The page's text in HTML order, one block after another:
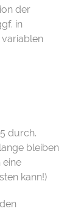
der
in
variablen
durch.
bleiben
eine
kann!)